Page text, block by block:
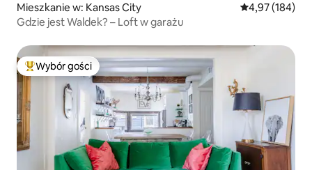
Mieszkanie w: Kansas City Średnia
4,97 (184)
Gdzie jest Waldek? – Loft w garażu
Najpopularniejsze z kategorii Wybór gości
Wybór gości